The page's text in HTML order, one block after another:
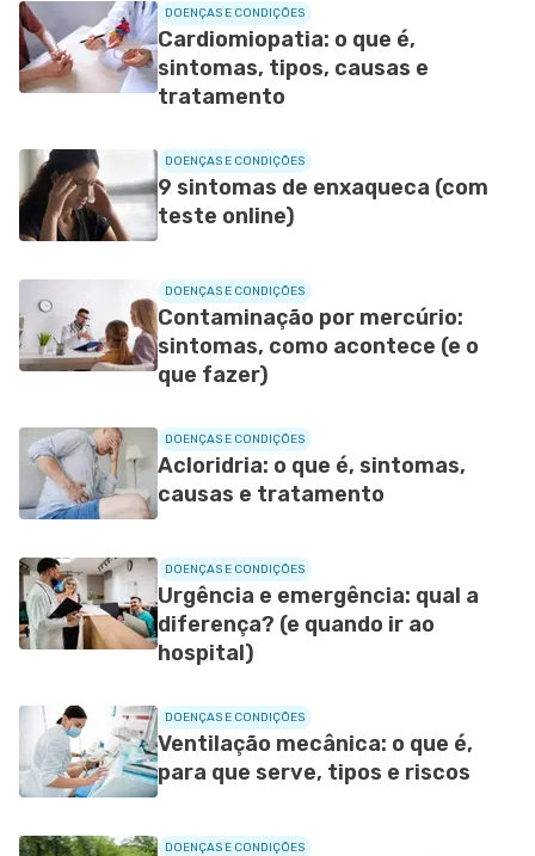
DOENÇAS E CONDIÇÕES
Cardiomiopatia: o que é,
sintomas, tipos, causas e
tratamento
DOENÇAS E CONDIÇÕES
9 sintomas de enxaqueca (com
teste online)
DOENÇAS E CONDIÇÕES
Contaminação por mercúrio:
sintomas, como acontece (e o
que fazer)
DOENÇAS E CONDIÇÕES
Acloridria: o que é, sintomas,
causas e tratamento
DOENÇAS E CONDIÇÕES
Urgência e emergência: qual a
diferença? (e quando ir ao
hospital)
DOENÇAS E CONDIÇÕES
Ventilação mecânica: o que é,
para que serve, tipos e riscos
DOENÇAS E CONDIÇÕES